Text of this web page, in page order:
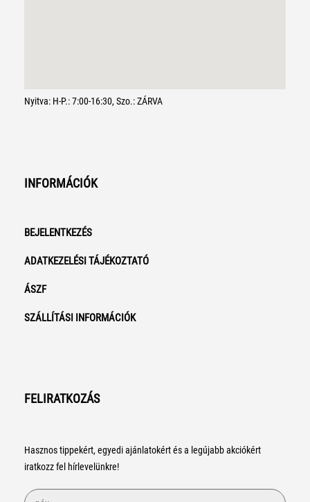
Nyitva: H-P.: 7:00-16:30, Szo.: ZÁRVA
INFORMÁCIÓK
BEJELENTKEZÉS
ADATKEZELÉSI TÁJÉKOZTATÓ
ÁSZF
SZÁLLÍTÁSI INFORMÁCIÓK
FELIRATKOZÁS
Hasznos tippekért, egyedi ajánlatokért és a legújabb akciókért
iratkozz fel hírlevelünkre!